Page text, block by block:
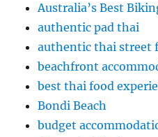
Australia’s Best
authentic pad thai
authentic thai street
beachfront
best thai food
Bondi Beach
budget